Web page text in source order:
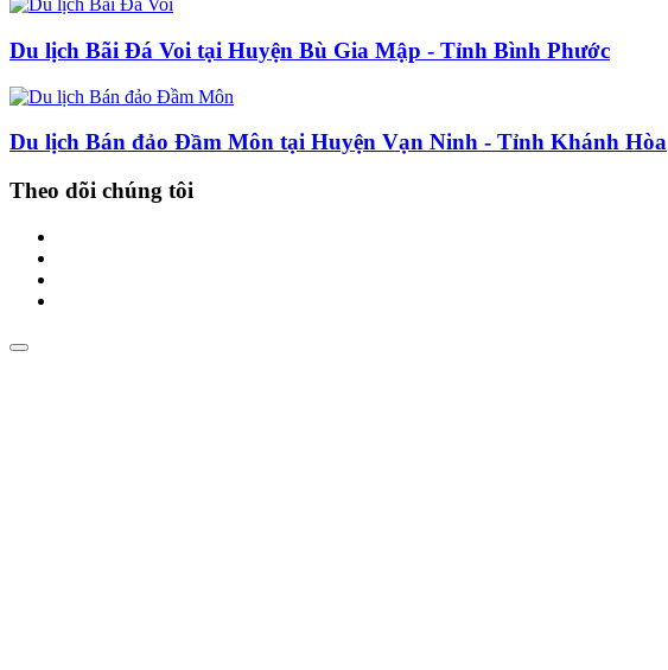
Du lịch Bãi Đá Voi tại Huyện Bù Gia Mập - Tỉnh Bình Phước
Du lịch Bán đảo Đầm Môn tại Huyện Vạn Ninh - Tỉnh Khánh Hòa
Theo dõi chúng tôi